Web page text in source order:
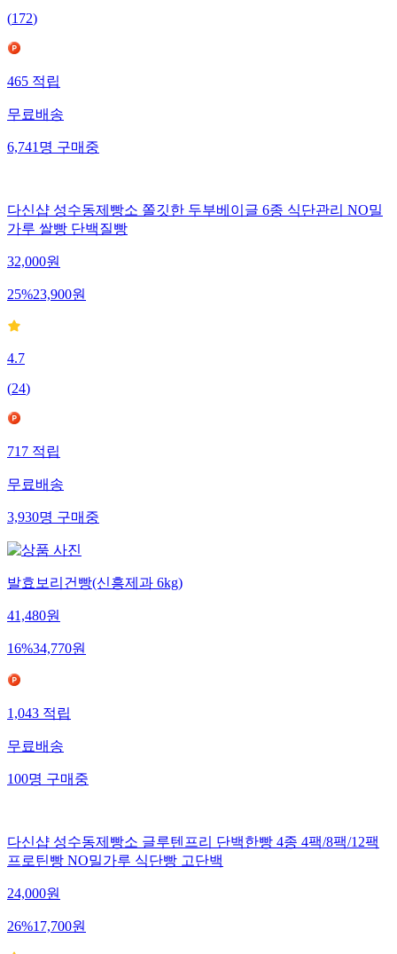
(172)
465적립
무료배송
6,741명구매중
다신샵 성수동제빵소 쫄깃한 두부베이글 6종 식단관리 NO밀
가루 쌀빵 단백질빵
32,000원
25%23,900원
4.7
(24)
717적립
무료배송
3,930명구매중
발효보리건빵(신흥제과 6kg)
41,480원
16%34,770원
1,043적립
무료배송
100명구매중
다신샵 성수동제빵소 글루텐프리 단백한빵 4종 4팩/8팩/12팩
프로틴빵 NO밀가루 식단빵 고단백
24,000원
26%17,700원